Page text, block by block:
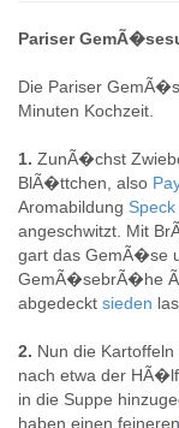
Pariser
Die Pariser
Minuten Kochzeit.
1. ZunÃ�chst
BlÃ�ttchen, also
Aromabildung Speck
angeschwitzt. Mit
gart das GemÃ�se
GemÃ�sebrÃ�he
abgedeckt sieden
2. Nun die
nach etwa der
in die Suppe
haben einen feineren